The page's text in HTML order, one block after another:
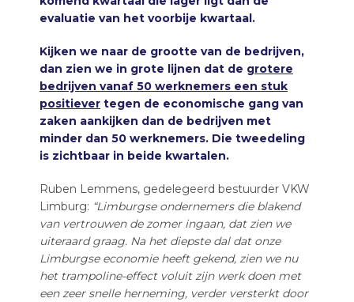
evaluatie van het voorbije kwartaal.
Kijken we naar de grootte van de bedrijven,
dan zien we in grote lijnen dat de grotere
bedrijven vanaf 50 werknemers een stuk
positiever tegen de economische gang van
zaken aankijken dan de bedrijven met
minder dan 50 werknemers. Die tweedeling
is zichtbaar in beide kwartalen.
Ruben Lemmens, gedelegeerd bestuurder VKW
Limburg: “Limburgse ondernemers die blakend
van vertrouwen de zomer ingaan, dat zien we
uiteraard graag. Na het diepste dal dat onze
Limburgse economie heeft gekend, zien we nu
het trampoline-effect voluit zijn werk doen met
een zeer snelle herneming, verder versterkt door